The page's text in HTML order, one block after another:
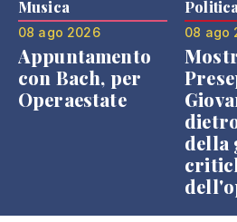
Musica
08 ago 2026
Appuntamento
con Bach, per
Operaestate
Politica
08 ago
della